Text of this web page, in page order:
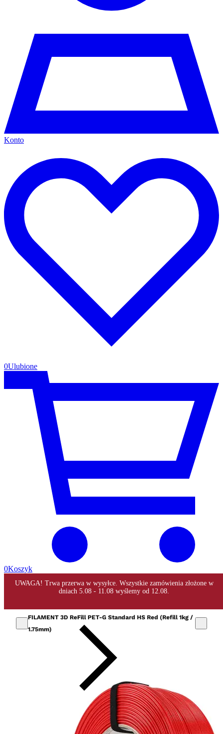
Konto
0Ulubione
0Koszyk
FILAMENT 3D ReFill PET-G Standard HS Red (Refill 1kg /
1.75mm)